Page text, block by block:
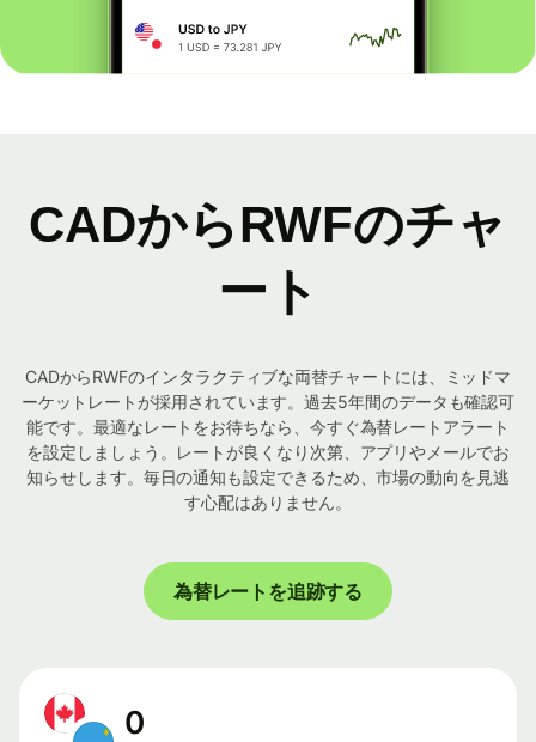
CADからRWFのチャ
ート
CADからRWFのインタラクティブな両替チャートには、ミッドマ
ーケットレートが採用されています。過去5年間のデータも確認可
能です。最適なレートをお待ちなら、今すぐ為替レートアラート
を設定しましょう。レートが良くなり次第、アプリやメールでお
知らせします。毎日の通知も設定できるため、市場の動向を見逃
す心配はありません。
為替レートを追跡する
0